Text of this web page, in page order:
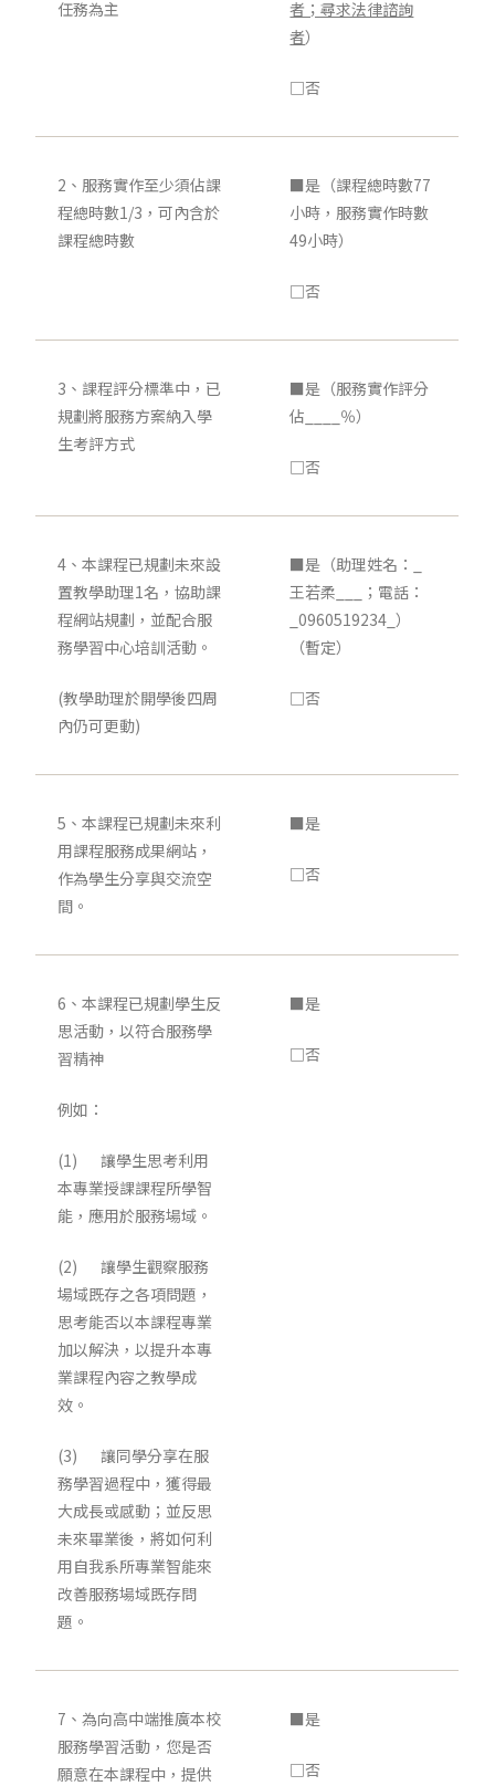
任務為主
者；尋求法律諮詢
者）
□否
2、服務實作至少須佔課
程總時數1/3，可內含於
課程總時數
■是（課程總時數77
小時，服務實作時數
49小時）
□否
3、課程評分標準中，已
規劃將服務方案納入學
生考評方式
■是（服務實作評分
佔____％）
□否
4、本課程已規劃未來設
置教學助理1名，協助課
程網站規劃，並配合服
務學習中心培訓活動。
(教學助理於開學後四周
內仍可更動)
■是（助理姓名：_
王若柔___；電話：
_0960519234_）
（暫定）
□否
5、本課程已規劃未來利
用課程服務成果網站，
作為學生分享與交流空
間。
■是
□否
6、本課程已規劃學生反
思活動，以符合服務學
習精神
例如：
(1) 讓學生思考利用
本專業授課課程所學智
能，應用於服務場域。
(2) 讓學生觀察服務
場域既存之各項問題，
思考能否以本課程專業
加以解決，以提升本專
業課程內容之教學成
效。
(3) 讓同學分享在服
務學習過程中，獲得最
大成長或感動；並反思
未來畢業後，將如何利
用自我系所專業智能來
改善服務場域既存問
題。
■是
□否
7、為向高中端推廣本校
服務學習活動，您是否
願意在本課程中，提供
■是
□否